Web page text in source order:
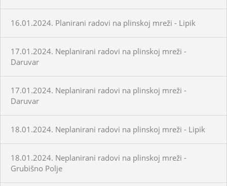
16.01.2024. Planirani radovi na plinskoj mreži - Lipik
17.01.2024. Neplanirani radovi na plinskoj mreži -
Daruvar
17.01.2024. Neplanirani radovi na plinskoj mreži -
Daruvar
18.01.2024. Neplanirani radovi na plinskoj mreži - Lipik
18.01.2024. Neplanirani radovi na plinskoj mreži -
Grubišno Polje